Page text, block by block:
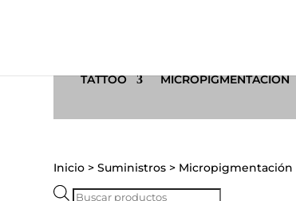
TATTOO MICROPIGMENTACIÓN
Inicio >Suministros > Micropigmentación
Búsqueda